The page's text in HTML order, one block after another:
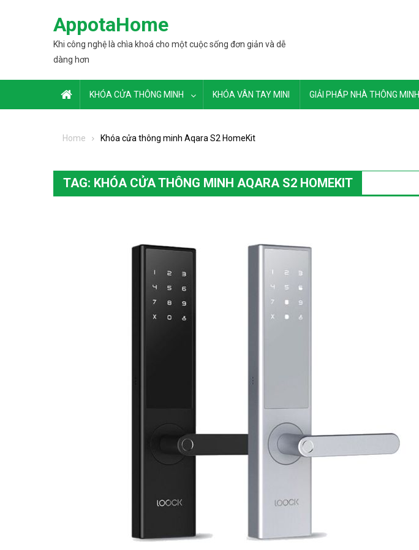
AppotaHome
Khi công nghệ là chìa khoá cho một cuộc sống đơn giản và dễ
dàng hơn
KHÓA CỬA THÔNG MINH KHÓA VÂN TAY MINI GIẢI PHÁP NHÀ THÔNG MINH
Home Khóa cửa thông minh Aqara S2 HomeKit
TAG: KHÓA CỬA THÔNG MINH AQARA S2 HOMEKIT